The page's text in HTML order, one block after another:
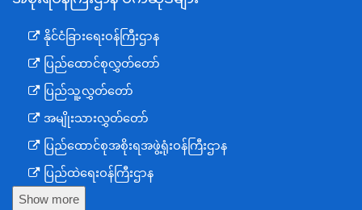
နိုင်ငံခြားရေးဝန်ကြီးဌာန
ပြည်ထောင်စုလွှတ်တော်
ပြည်သူ့လွှတ်တော်
အမျိုးသားလွှတ်တော်
ပြည်ထောင်စုအစိုးရအဖွဲ့ရုံးဝန်ကြီးဌာန
ပြည်ထဲရေးဝန်ကြီးဌာန
ကာကွယ်ရေးဝန်ကြီးဌာန
Show more